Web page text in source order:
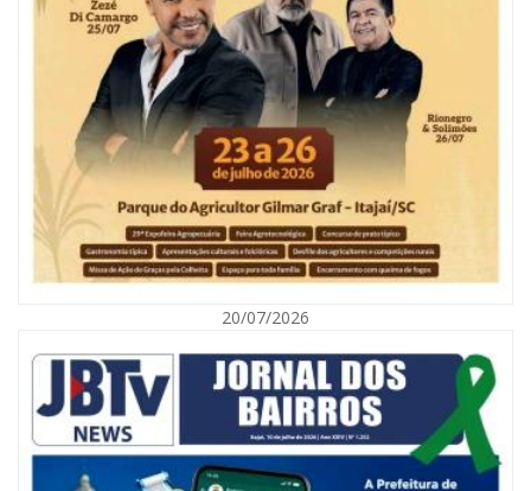
07/08/2026 | 07:00
Ambiental reforça descarte sustentável com envio de 330 quilos de
pilhas à logística reversa
GERAL
20/07/2026